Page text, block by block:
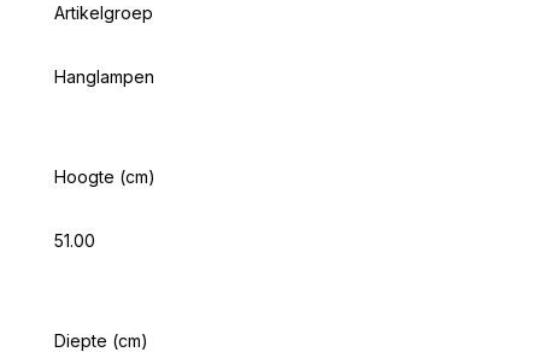
Artikelgroep
Hanglampen
Hoogte (cm)
51.00
Diepte (cm)